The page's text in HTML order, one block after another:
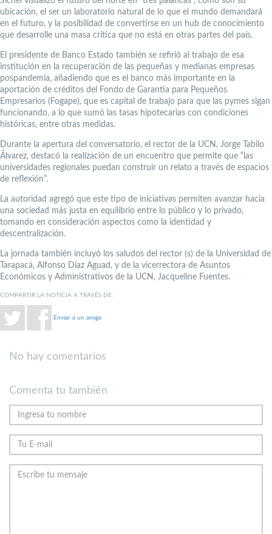
ubicación, el ser un laboratorio natural de lo que el mundo demandará
en el futuro, y la posibilidad de convertirse en un hub de conocimiento
que desarrolle una masa crítica que no está en otras partes del país.
El presidente de Banco Estado también se refirió al trabajo de esa
institución en la recuperación de las pequeñas y medianas empresas
pospandemia, añadiendo que es el banco más importante en la
aportación de créditos del Fondo de Garantía para Pequeños
Empresarios (Fogape), que es capital de trabajo para que las pymes sigan
funcionando, a lo que sumó las tasas hipotecarias con condiciones
históricas, entre otras medidas.
Durante la apertura del conversatorio, el rector de la UCN, Jorge Tabilo
Álvarez, destacó la realización de un encuentro que permite que “las
universidades regionales puedan construir un relato a través de espacios
de reflexión”.
La autoridad agregó que este tipo de iniciativas permiten avanzar hacia
una sociedad más justa en equilibrio entre lo público y lo privado,
tomando en consideración aspectos como la identidad y
descentralización.
La jornada también incluyó los saludos del rector (s) de la Universidad de
Tarapacá, Alfonso Díaz Aguad, y de la vicerrectora de Asuntos
Económicos y Administrativos de la UCN, Jacqueline Fuentes.
COMPARTIR LA NOTICIA A TRAVÉS DE:
Enviar a un amigo
No hay comentarios
Comenta tu también